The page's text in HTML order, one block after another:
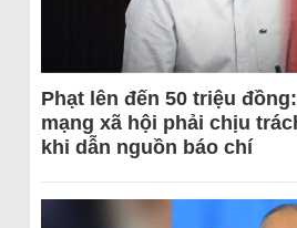
Phạt lên đến 50 triệu
mạng xã hội phải chịu
khi dẫn nguồn báo chí